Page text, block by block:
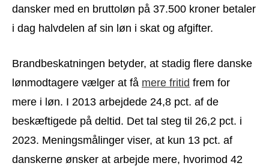
dansker med en bruttoløn på 37.500 kroner betaler
i dag halvdelen af sin løn i skat og afgifter.
Brandbeskatningen betyder, at stadig flere danske
lønmodtagere vælger at få mere fritid frem for
mere i løn. I 2013 arbejdede 24,8 pct. af de
beskæftigede på deltid. Det tal steg til 26,2 pct. i
2023. Meningsmålinger viser, at kun 13 pct. af
danskerne ønsker at arbejde mere, hvorimod 42